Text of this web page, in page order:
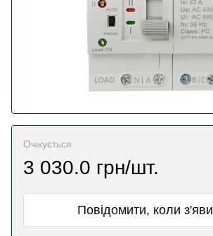
Очікується
3 030.0 грн/шт.
Повідомити, коли